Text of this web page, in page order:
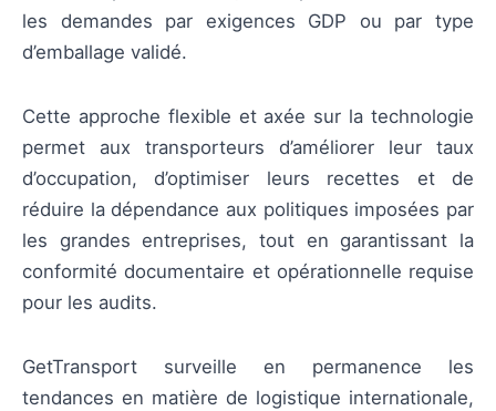
les demandes par exigences GDP ou par type
d’emballage validé.
Cette approche flexible et axée sur la technologie
permet aux transporteurs d’améliorer leur taux
d’occupation, d’optimiser leurs recettes et de
réduire la dépendance aux politiques imposées par
les grandes entreprises, tout en garantissant la
conformité documentaire et opérationnelle requise
pour les audits.
GetTransport surveille en permanence les
tendances en matière de logistique internationale,